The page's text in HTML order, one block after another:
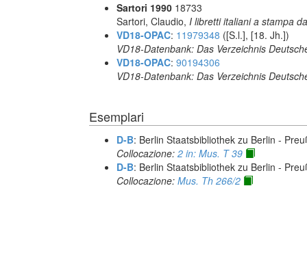
Sartori 1990 18733
Sartori, Claudio, I libretti italiani a stampa
VD18-OPAC: 11979348 ([S.l.], [18. Jh.])
VD18-Datenbank: Das Verzeichnis
VD18-OPAC: 90194306
VD18-Datenbank: Das Verzeichnis
Esemplari
D-B: Berlin Staatsbibliothek zu Berlin -
Collocazione: 2 in: Mus. T 39
D-B: Berlin Staatsbibliothek zu Berlin -
Collocazione: Mus. Th 266/2